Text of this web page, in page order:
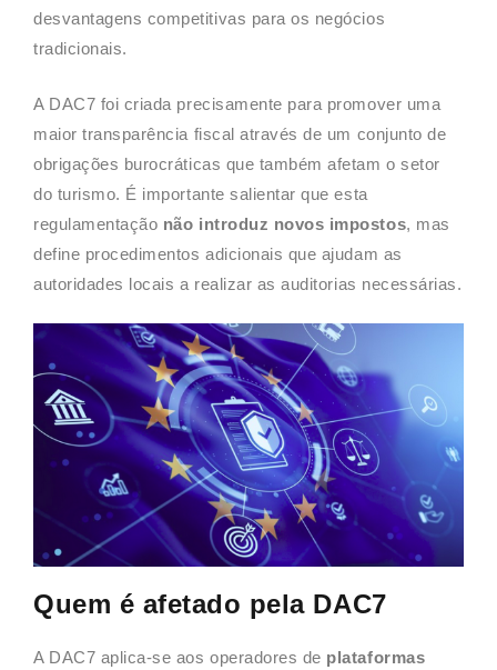
desvantagens competitivas para os negócios
tradicionais.
A DAC7 foi criada precisamente para promover uma
maior transparência fiscal através de um conjunto de
obrigações burocráticas que também afetam o setor
do turismo. É importante salientar que esta
regulamentação não introduz novos impostos, mas
define procedimentos adicionais que ajudam as
autoridades locais a realizar as auditorias necessárias.
Quem é afetado pela DAC7
A DAC7 aplica-se aos operadores de plataformas